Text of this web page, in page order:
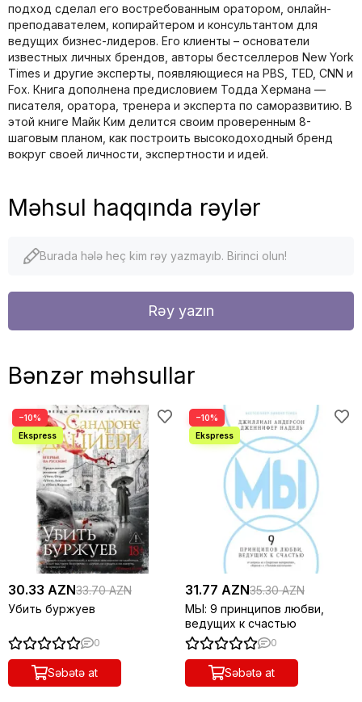
подход сделал его востребованным оратором, онлайн-
преподавателем, копирайтером и консультантом для
ведущих бизнес-лидеров. Его клиенты – основатели
известных личных брендов, авторы бестселлеров New York
Times и другие эксперты, появляющиеся на PBS, TED, CNN и
Fox. Книга дополнена предисловием Тодда Хермана —
писателя, оратора, тренера и эксперта по саморазвитию. В
этой книге Майк Ким делится своим проверенным 8-
шаговым планом, как построить высокодоходный бренд
вокруг своей личности, экспертности и идей.
Məhsul haqqında rəylər
Burada hələ heç kim rəy yazmayıb. Birinci olun!
Rəy yazın
Bənzər məhsullar
−10%
30.33 AZN33.70 AZN
Убить буржуев
0
Səbətə at
−10%
31.77 AZN35.30 AZN
МЫ: 9 принципов любви,
ведущих к счастью
0
Səbətə at